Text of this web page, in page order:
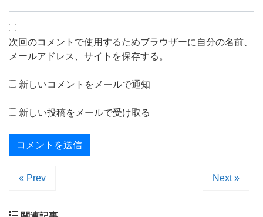
次回のコメントで使用するためブラウザーに自分の名前、
メールアドレス、サイトを保存する。
新しいコメントをメールで通知
新しい投稿をメールで受け取る
« Prev Next »